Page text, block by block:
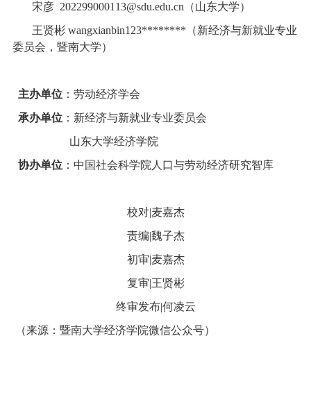
宋彦 202299000113@sdu.edu.cn （山东大学）
王贤彬 wangxianbin123******** （新经济与新就业专业
委员会，暨南大学）
主办单位：劳动经济学会
承办单位：新经济与新就业专业委员会
山东大学经济学院
协办单位：中国社会科学院人口与劳动经济研究智库
校对|麦嘉杰
责编|魏子杰
初审|麦嘉杰
复审|王贤彬
终审发布|何凌云
（来源：暨南大学经济学院微信公众号）